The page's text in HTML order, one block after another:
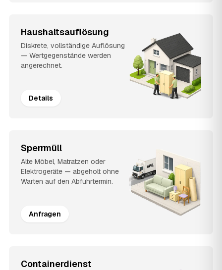
Haushaltsauflösung
Diskrete, vollständige Auflösung
— Wertgegenstände werden
angerechnet.
Details
Sperrmüll
Alte Möbel, Matratzen oder
Elektrogeräte — abgeholt ohne
Warten auf den Abfuhrtermin.
Anfragen
Containerdienst